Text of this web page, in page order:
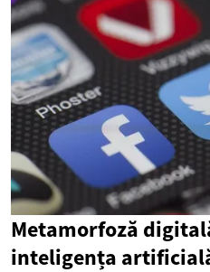
Metamorfoză
inteligența